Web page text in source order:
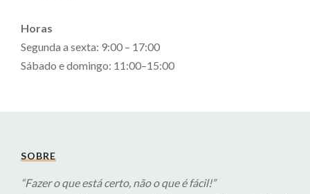
Horas
Segunda a sexta: 9:00 – 17:00
Sábado e domingo: 11:00–15:00
SOBRE
“Fazer o que está certo, não o que é fácil!”